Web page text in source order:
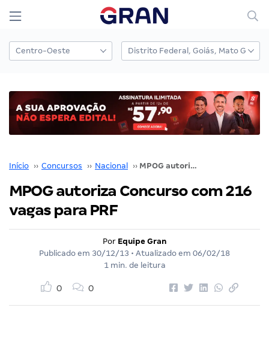
Início ›› Concursos ›› Nacional ›› MPOG autoriza Concurso com 216 vagas para PRF
MPOG autoriza Concurso com 216
vagas para PRF
Por Equipe Gran
Publicado em 30/12/13 • Atualizado em 06/02/18
1 min. de leitura
0 0